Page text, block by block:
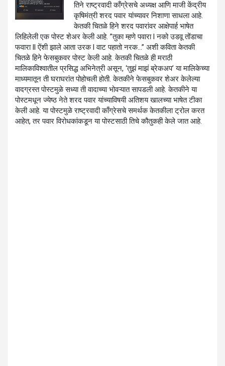
तिने राष्ट्रवादी काँग्रेसचे अध्यक्ष आणि माजी केंद्रीय
कृषिमंत्री शरद पवार यांच्यावर निशाणा साधला आहे.
केतकी चितळे हिने शरद पवारांवर आक्षेपार्ह भाषेत
लिहिलेली एक पोस्ट शेअर केली आहे. ”तुका म्हणे पवारा l नको उडवू तोंडाचा
फवारा ll ऐंशी झाले आता उरक l वाट पहातो नरक…” अशी कविता केतकी
चितळे हिने फेसबुकवर पोस्ट केली आहे. केतकी चितळे ही मराठी
मालिकाविश्वातील प्रसिद्ध अभिनेत्री असून, ‘तुझं माझं ब्रेकअप’ या मालिकेच्या
माध्यमातून ती घराघरांत पोहोचली होती. केतकीने फेसबुकवर शेअर केलेल्या
वादग्रस्त पोस्टमुळे सध्या ती वादाच्या भोवऱ्यात सापडली आहे. केतकीने या
पोस्टमधून ज्येष्ठ नेते शरद पवार यांच्याविषयी अतिशय खालच्या भाषेत टीका
केली आहे. या पोस्टमुळे राष्ट्रवादी काँग्रेसचे समर्थक केतकीला ट्रोल करत
आहेत, तर पवार विरोधकांकडून या पोस्टसाठी तिचे कौतुकही केले जात आहे.